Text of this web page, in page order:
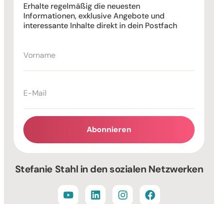
Erhalte regelmäßig die neuesten
Informationen, exklusive Angebote und
interessante Inhalte direkt in dein Postfach
Abonnieren
Stefanie Stahl in den sozialen Netzwerken